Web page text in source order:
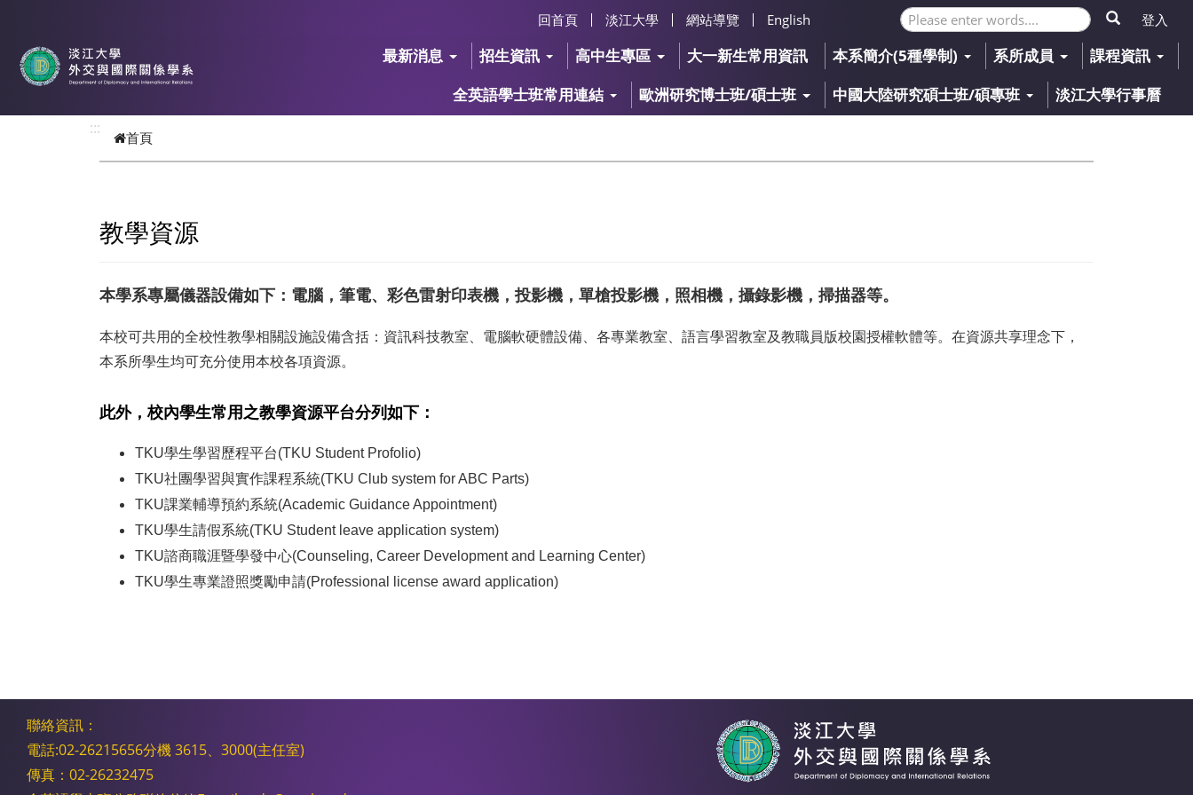
回首頁 淡江大學 網站導覽 English 登入
最新消息 招生資訊 高中生專區 大一新生常用資訊 本系簡介(5種學制) 系所成員
課程資訊
全英語學士班常用連結
歐洲研究博士班/碩士班 中國大陸研究碩士班/碩專班 淡江大學行事曆
::: 首頁
教學資源
本學系專屬儀器設備如下：電腦，筆電、彩色雷射印表機，投影機，單槍投影機，照相機，攝錄影機，掃描器等。
本校可共用的全校性教學相關設施設備含括：資訊科技教室、電腦軟硬體設備、各專業教室、語言學習教室及教職員版校園授權軟體等。在資源共享理念下，
本系所學生均可充分使用本校各項資源。
此外，校內學生常用之教學資源平台分列如下：
TKU學生學習歷程平台(TKU Student Profolio)
TKU社團學習與實作課程系統(TKU Club system for ABC Parts)
TKU課業輔導預約系統(Academic Guidance Appointment)
TKU學生請假系統(TKU Student leave application system)
TKU諮商職涯暨學發中心(Counseling, Career Development and Learning Center)
TKU學生專業證照獎勵申請(Professional license award application)
聯絡資訊：
電話:02-26215656分機 3615、3000(主任室)
傳真：02-26232475